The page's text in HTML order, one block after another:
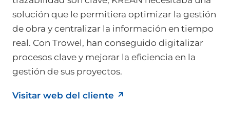
solución que le permitiera optimizar la gestión
de obra y centralizar la información en tiempo
real. Con Trowel, han conseguido digitalizar
procesos clave y mejorar la eficiencia en la
gestión de sus proyectos.
Visitar web del cliente ↗